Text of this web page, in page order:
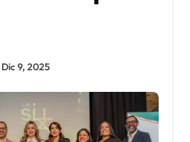
Dic 9, 2025